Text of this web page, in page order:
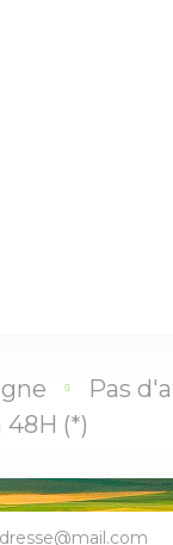
Pas
48H (*)